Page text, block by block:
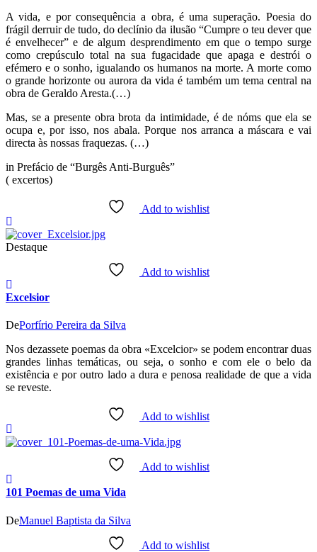
A vida, e por consequência a obra, é uma superação. Poesia do
frágil derruir de tudo, do declínio da ilusão “Cumpre o teu dever que
é envelhecer” e de algum desprendimento em que o tempo surge
como crepúsculo total na sua fugacidade que apaga e destrói o
efémero e o sonho, igualando os humanos na morte. A morte como
o grande horizonte ou aurora da vida é também um tema central na
obra de Geraldo Aresta.(…)
Mas, se a presente obra brota da intimidade, é de nóms que ela se
ocupa e, por isso, nos abala. Porque nos arranca a máscara e vai
directa às nossas fraquezas. (…)
in Prefácio de “Burgês Anti-Burguês”
( excertos)
Add to wishlist
Destaque
Add to wishlist
Excelsior
DePorfírio Pereira da Silva
Nos dezassete poemas da obra «Excelcior» se podem encontrar duas
grandes linhas temáticas, ou seja, o sonho e com ele o belo da
existência e por outro lado a dura e penosa realidade de que a vida
se reveste.
Add to wishlist
Add to wishlist
101 Poemas de uma Vida
DeManuel Baptista da Silva
Add to wishlist